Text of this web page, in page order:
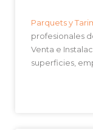
Parquets y
profesionales
Venta e
superficies,